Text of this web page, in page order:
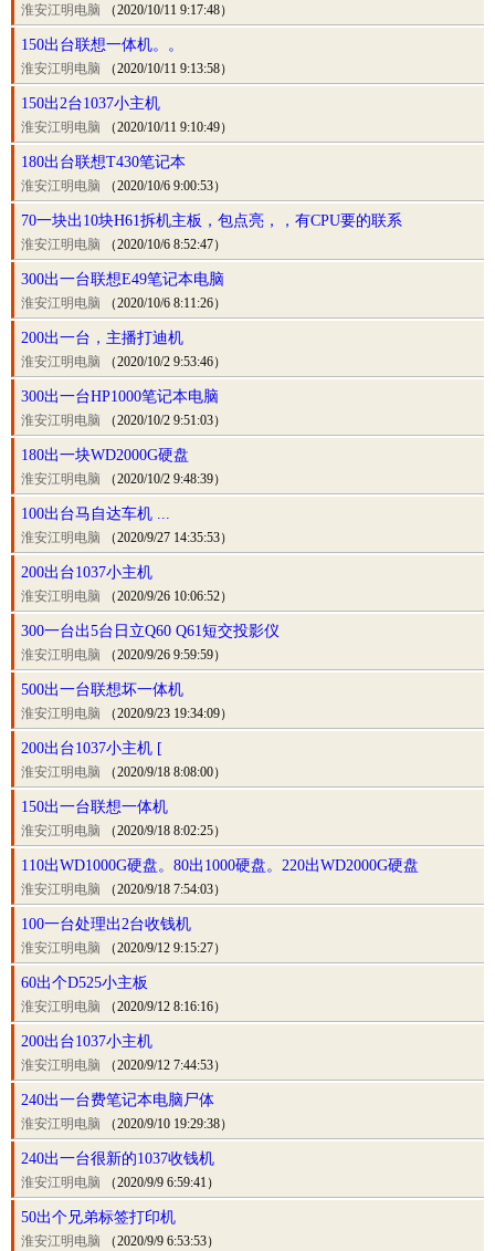
淮安江明电脑 （2020/10/11 9:17:48）
150出台联想一体机。。
淮安江明电脑 （2020/10/11 9:13:58）
150出2台1037小主机
淮安江明电脑 （2020/10/11 9:10:49）
180出台联想T430笔记本
淮安江明电脑 （2020/10/6 9:00:53）
70一块出10块H61拆机主板，包点亮，，有CPU要的联系
淮安江明电脑 （2020/10/6 8:52:47）
300出一台联想E49笔记本电脑
淮安江明电脑 （2020/10/6 8:11:26）
200出一台，主播打迪机
淮安江明电脑 （2020/10/2 9:53:46）
300出一台HP1000笔记本电脑
淮安江明电脑 （2020/10/2 9:51:03）
180出一块WD2000G硬盘
淮安江明电脑 （2020/10/2 9:48:39）
100出台马自达车机 ...
淮安江明电脑 （2020/9/27 14:35:53）
200出台1037小主机
淮安江明电脑 （2020/9/26 10:06:52）
300一台出5台日立Q60 Q61短交投影仪
淮安江明电脑 （2020/9/26 9:59:59）
500出一台联想坏一体机
淮安江明电脑 （2020/9/23 19:34:09）
200出台1037小主机 [
淮安江明电脑 （2020/9/18 8:08:00）
150出一台联想一体机
淮安江明电脑 （2020/9/18 8:02:25）
110出WD1000G硬盘。80出1000硬盘。220出WD2000G硬盘
淮安江明电脑 （2020/9/18 7:54:03）
100一台处理出2台收钱机
淮安江明电脑 （2020/9/12 9:15:27）
60出个D525小主板
淮安江明电脑 （2020/9/12 8:16:16）
200出台1037小主机
淮安江明电脑 （2020/9/12 7:44:53）
240出一台费笔记本电脑尸体
淮安江明电脑 （2020/9/10 19:29:38）
240出一台很新的1037收钱机
淮安江明电脑 （2020/9/9 6:59:41）
50出个兄弟标签打印机
淮安江明电脑 （2020/9/9 6:53:53）